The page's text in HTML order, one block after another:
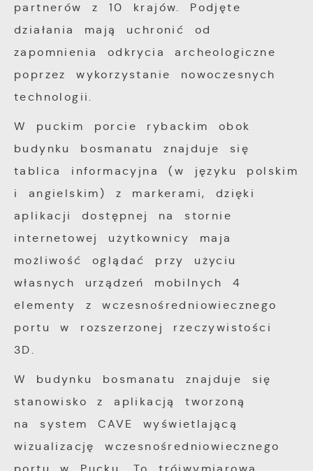
partnerów z 10 krajów. Podjęte
działania mają uchronić od
zapomnienia odkrycia archeologiczne
poprzez wykorzystanie nowoczesnych
technologii.
W puckim porcie rybackim obok
budynku bosmanatu znajduje się
tablica informacyjna (w języku polskim
i angielskim) z markerami, dzięki
aplikacji dostępnej na stornie
internetowej użytkownicy maja
możliwość oglądać przy użyciu
własnych urządzeń mobilnych 4
elementy z wczesnośredniowiecznego
portu w rozszerzonej rzeczywistości
3D.
W budynku bosmanatu znajduje się
stanowisko z aplikacją tworzoną
na system CAVE wyświetlającą
wizualizację wczesnośredniowiecznego